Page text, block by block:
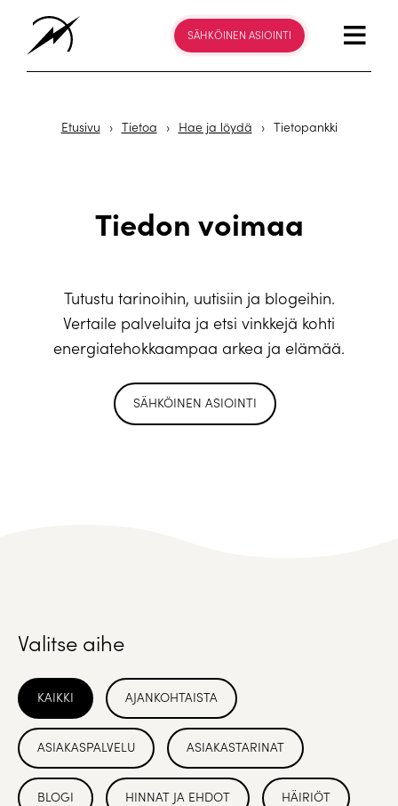
SÄHKÖINEN ASIOINTI
Etusivu › Tietoa › Hae ja löydä › Tietopankki
Tiedon voimaa
Tutustu tarinoihin, uutisiin ja blogeihin.
Vertaile palveluita ja etsi vinkkejä kohti
energiatehokkaampaa arkea ja elämää.
SÄHKÖINEN ASIOINTI
Valitse aihe
KAIKKI AJANKOHTAISTA
ASIAKASPALVELU ASIAKASTARINAT
BLOGI HINNAT JA EHDOT HÄIRIÖT